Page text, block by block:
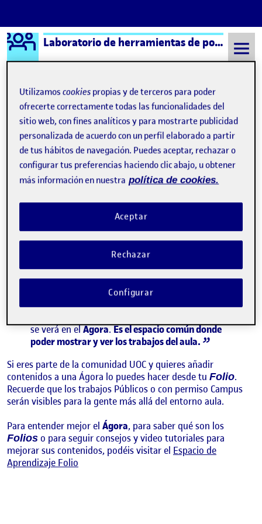
Saltar al contenido
Logo Ágora Laboratorio de herramientas de portafolios aula 1
Semestre 20221 - Aula 1 ¿Qué es una Ágora?
¿Qué es una Ágora?
Visibilidad:
Pública -Fecha de publicación
17 Sep 20198 septiembre, 2021 11:19 pm
Hola! : D Esta página de presentación se ha generado
automáticamente.
Una Ágora pertenece a un aula de la UOC y
recoge los contenidos que los y las estudiantes
publican en sus espacios personales, llamados
. Si los y las compañeras publican algo, lo
asocian a una actividad del aula y le dan permiso
se verá en elÁgora.Es el espacio común donde
poder mostrar y ver los trabajos del aula.
Si eres parte de la comunidad UOC y quieres añadir
contenidos a una Ágora lo puedes hacer desde tu Folio.
Recuerde que los trabajos Públicos o con permiso Campus
serán visibles para la gente más allá del entorno aula.
Para entender mejor el Ágora, para saber qué son los
Folios o para seguir consejos y video tutoriales para
mejorar sus contenidos, podéis visitar el Espacio de
Aprendizaje Folio
Utilizamoscookies propias y de terceros para poder
ofrecerte correctamente todas las funcionalidades del
sitio web, con fines analíticos y para mostrarte publicidad
personalizada de acuerdo con un perfil elaborado a partir
de tus hábitos de navegación. Puedes aceptar, rechazar o
configurar tus preferencias haciendo clic abajo, u obtener
más información en nuestra política de cookies.
Rechazar
Aceptar
Configurar